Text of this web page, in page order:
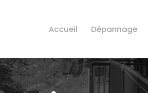
Accueil Dépannage